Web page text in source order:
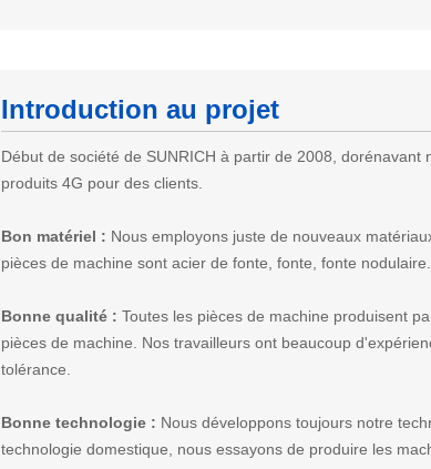
Introduction au projet
Début de société de SUNRICH à partir de 2008,
produits 4G pour des clients.
Bon matériel : Nous employons juste de nouveaux
pièces de machine sont acier de fonte, fonte, fonte
Bonne qualité : Toutes les pièces de machine produisent
pièces de machine. Nos travailleurs ont beaucoup
tolérance.
Bonne technologie : Nous développons toujours notre
technologie domestique, nous essayons de produire les